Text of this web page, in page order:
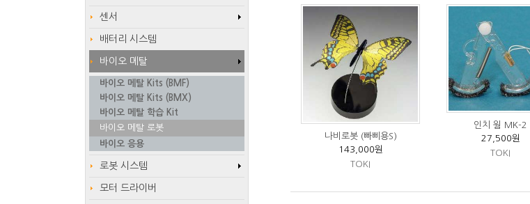
나비로봇 (빠삐용S)
143,000원
TOKI
인치 웜 MK-2
27,500원
TOKI
센서
배터리 시스템
바이오 메탈
바이오 메탈 Kits (BMF)
바이오 메탈 Kits (BMX)
바이오 메탈 학습 Kit
바이오 메탈 로봇
바이오 응용
로봇 시스템
모터 드라이버